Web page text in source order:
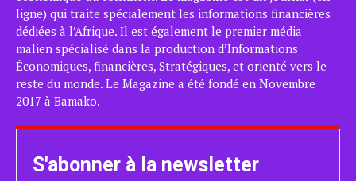
ligne) qui traite spécialement les informations financières
dédiées à l’Afrique. Il est également le premier média
malien spécialisé dans la production d’Informations
Économiques, financières, Stratégiques, et orienté vers le
reste du monde. Le Magazine a été fondé en Novembre
2017 à Bamako.
S'abonner à la newsletter